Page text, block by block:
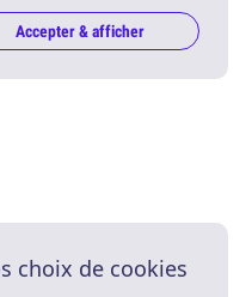
Accepter & afficher
choix de cookies